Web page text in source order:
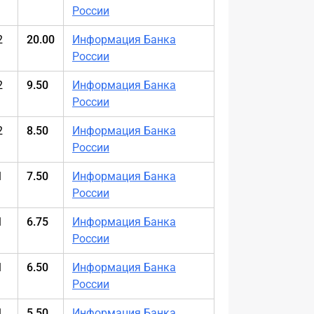
России
20.00
Информация Банка
России
9.50
Информация Банка
России
8.50
Информация Банка
России
7.50
Информация Банка
России
6.75
Информация Банка
России
6.50
Информация Банка
России